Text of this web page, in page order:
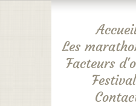
Les
Facteurs